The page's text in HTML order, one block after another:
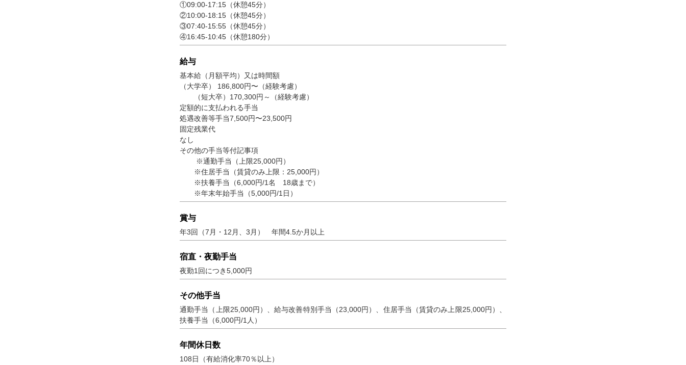
①09:00-17:15（休憩45分）
②10:00-18:15（休憩45分）
③07:40-15:55（休憩45分）
④16:45-10:45（休憩180分）
給与
基本給（月額平均）又は時間額
（大学卒） 186,800円〜（経験考慮）
（短大卒）170,300円～（経験考慮）
定額的に支払われる手当
処遇改善等手当7,500円〜23,500円
固定残業代
なし
その他の手当等付記事項
※通勤手当（上限25,000円）
※住居手当（賃貸のみ上限：25,000円）
※扶養手当（6,000円/1名 18歳まで）
※年末年始手当（5,000円/1日）
賞与
年3回（7月・12月、3月） 年間4.5か月以上
宿直・夜勤手当
夜勤1回につき5,000円
その他手当
通勤手当（上限25,000円）、給与改善特別手当（23,000円）、住居手当（賃貸のみ上限25,000円）、
扶養手当（6,000円/1人）
年間休日数
108日（有給消化率70％以上）